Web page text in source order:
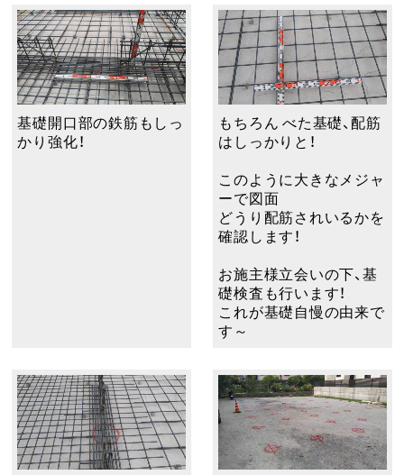
基礎開口部の鉄筋もしっ
かり強化！
もちろん べた基礎、配筋
はしっかりと！
このように大きなメジャ
ーで図面
どうり配筋されいるかを
確認します！
お施主様立会いの下、基
礎検査も行います！
これが基礎自慢の由来で
す～